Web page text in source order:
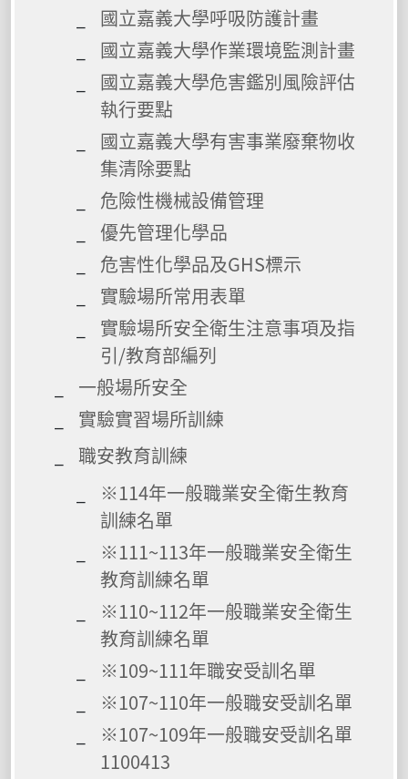
國立嘉義大學呼吸防護計畫
國立嘉義大學作業環境監測計畫
國立嘉義大學危害鑑別風險評估
執行要點
國立嘉義大學有害事業廢棄物收
集清除要點
危險性機械設備管理
優先管理化學品
危害性化學品及GHS標示
實驗場所常用表單
實驗場所安全衛生注意事項及指
引/教育部編列
一般場所安全
實驗實習場所訓練
職安教育訓練
※114年一般職業安全衛生教育
訓練名單
※111~113年一般職業安全衛生
教育訓練名單
※110~112年一般職業安全衛生
教育訓練名單
※109~111年職安受訓名單
※107~110年一般職安受訓名單
※107~109年一般職安受訓名單
1100413